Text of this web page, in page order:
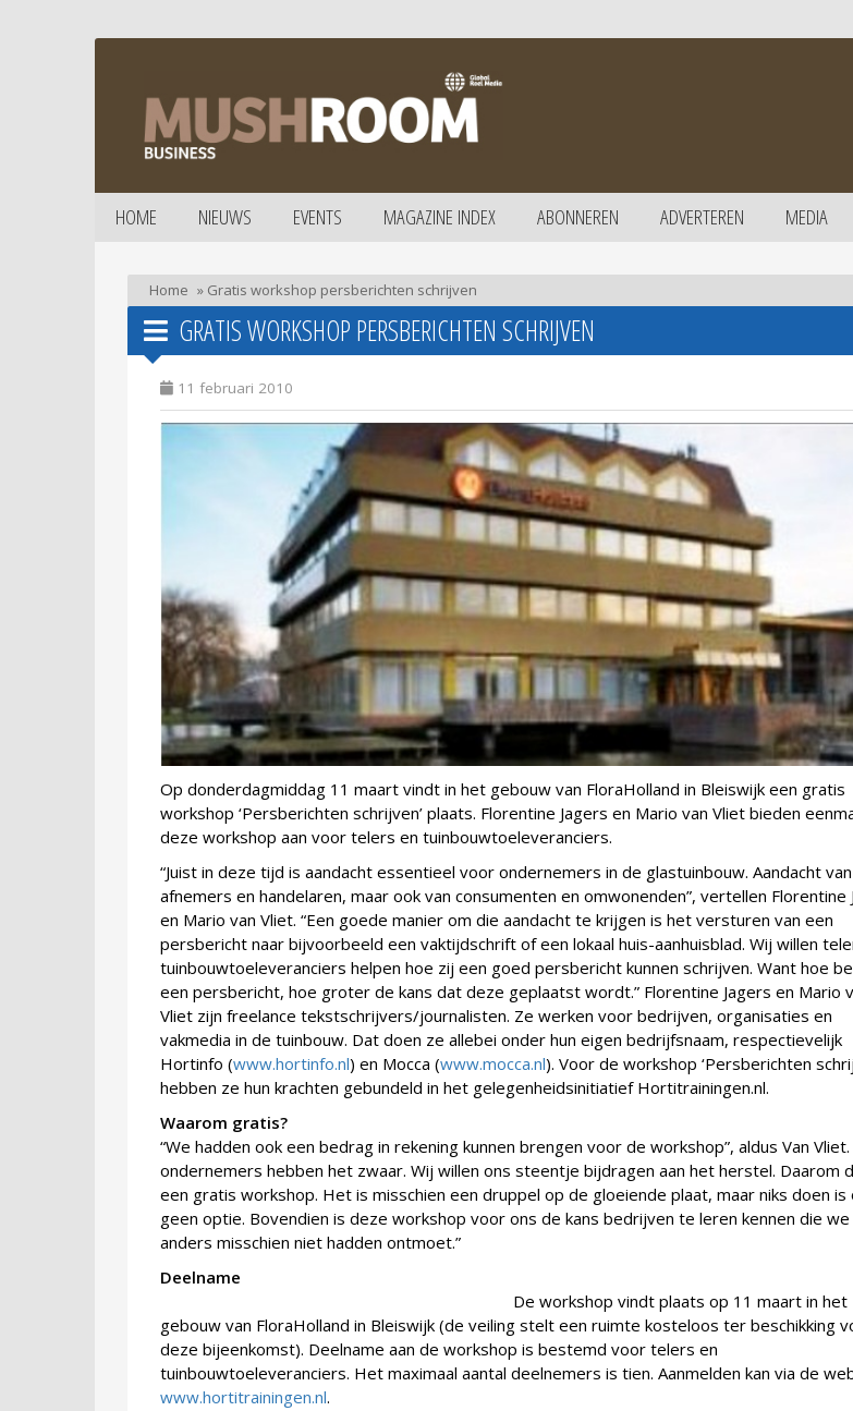
HOME NIEUWS EVENTS MAGAZINE INDEX ABONNEREN ADVERTEREN MEDIA
Home » Gratis workshop persberichten schrijven
GRATIS WORKSHOP PERSBERICHTEN SCHRIJVEN
11 februari 2010
Op donderdagmiddag 11 maart vindt in het gebouw van FloraHolland in Bleiswijk een gratis
workshop ‘Persberichten schrijven’ plaats. Florentine Jagers en Mario van Vliet bieden
deze workshop aan voor telers en tuinbouwtoeleveranciers.
“Juist in deze tijd is aandacht essentieel voor ondernemers in de glastuinbouw. Aandacht van
afnemers en handelaren, maar ook van consumenten en omwonenden”, vertellen Florentine
en Mario van Vliet. “Een goede manier om die aandacht te krijgen is het versturen van een
persbericht naar bijvoorbeeld een vaktijdschrift of een lokaal huis-aanhuisblad. Wij willen
tuinbouwtoeleveranciers helpen hoe zij een goed persbericht kunnen schrijven. Want hoe
een persbericht, hoe groter de kans dat deze geplaatst wordt.” Florentine Jagers en Mario
Vliet zijn freelance tekstschrijvers/journalisten. Ze werken voor bedrijven, organisaties en
vakmedia in de tuinbouw. Dat doen ze allebei onder hun eigen bedrijfsnaam, respectievelijk
Hortinfo (www.hortinfo.nl) en Mocca (www.mocca.nl). Voor de workshop ‘Persberichten
hebben ze hun krachten gebundeld in het gelegenheidsinitiatief Hortitrainingen.nl.
Waarom gratis?
“We hadden ook een bedrag in rekening kunnen brengen voor de workshop”, aldus Van Vliet.
ondernemers hebben het zwaar. Wij willen ons steentje bijdragen aan het herstel. Daarom
een gratis workshop. Het is misschien een druppel op de gloeiende plaat, maar niks doen is
geen optie. Bovendien is deze workshop voor ons de kans bedrijven te leren kennen die we
anders misschien niet hadden ontmoet.”
Deelname
De workshop vindt plaats op 11 maart in het
gebouw van FloraHolland in Bleiswijk (de veiling stelt een ruimte kosteloos ter beschikking
deze bijeenkomst). Deelname aan de workshop is bestemd voor telers en
tuinbouwtoeleveranciers. Het maximaal aantal deelnemers is tien. Aanmelden kan via de
www.hortitrainingen.nl.